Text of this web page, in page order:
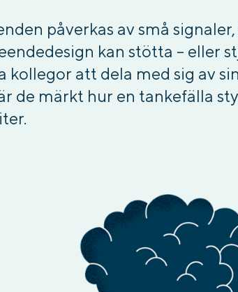
påverkas av små
kan stötta – eller
kollegor att dela med sig av
de märkt hur en tankefälla